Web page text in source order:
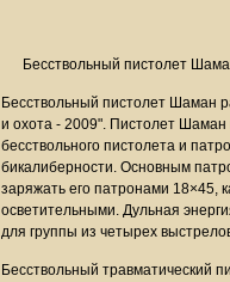
Бесствольный пистолет
Бесствольный пистолет Шаман
и охота - 2009". Пистолет Шаман
бесствольного пистолета и
бикалиберности. Основным
заряжать его патронами 18×45,
осветительными. Дульная
для группы из четырех
Бесствольный травматический